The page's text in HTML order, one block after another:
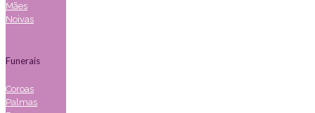
Mães
Noivas
Funerais
Coroas
Palmas